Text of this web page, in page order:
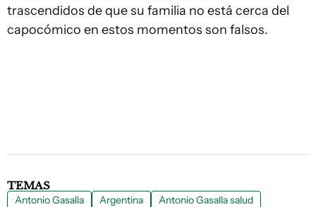
trascendidos de que su familia no está cerca del
capocómico en estos momentos son falsos.
TEMAS
Antonio Gasalla Argentina
Antonio Gasalla salud